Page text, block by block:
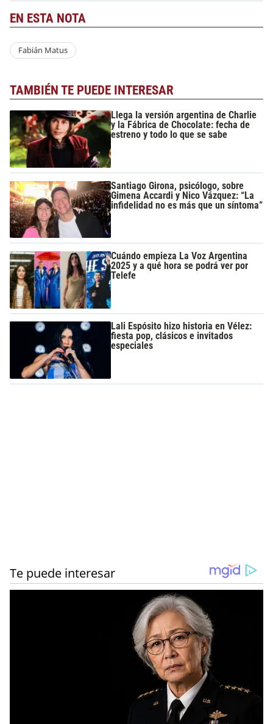
EN ESTA NOTA
Fabián Matus
TAMBIÉN TE PUEDE INTERESAR
Llega la versión argentina de Charlie
y la Fábrica de Chocolate: fecha de
estreno y todo lo que se sabe
Santiago Girona, psicólogo, sobre
Gimena Accardi y Nico Vázquez: “La
infidelidad no es más que un síntoma”
Cuándo empieza La Voz Argentina
2025 y a qué hora se podrá ver por
Telefe
Lali Espósito hizo historia en Vélez:
fiesta pop, clásicos e invitados
especiales